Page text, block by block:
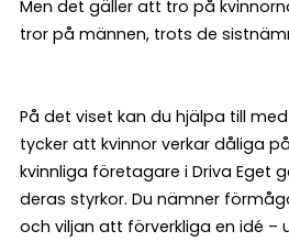
Men det gäller att tro på
tror på männen, trots de
På det viset kan du hjälpa till
tycker att kvinnor verkar dåliga
kvinnliga företagare i Driva Eget
deras styrkor. Du nämner
och viljan att förverkliga en idé